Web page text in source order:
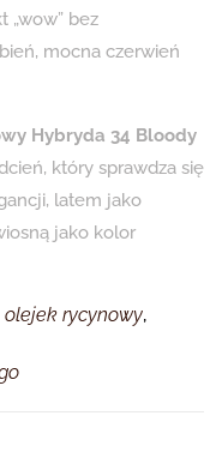
„wow” bez
mocna czerwień
Hybryda 34 Bloody
który sprawdza się
latem jako
jako kolor
olejek rycynowy,